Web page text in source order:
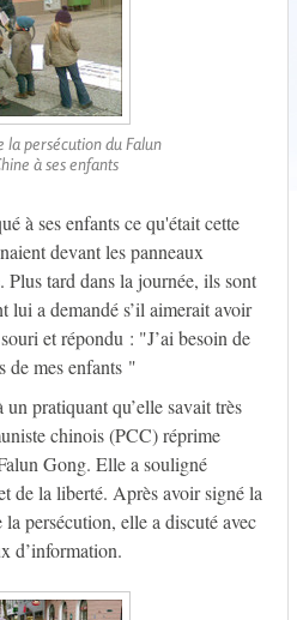
la persécution du Falun
à ses enfants
à ses enfants ce qu'était cette
devant les panneaux
tard dans la journée, ils sont
lui a demandé s’il aimerait avoir
et répondu : "J’ai besoin de
de mes enfants "
pratiquant qu’elle savait très
chinois (PCC) réprime
Gong. Elle a souligné
de la liberté. Après avoir signé la
persécution, elle a discuté avec
d’information.